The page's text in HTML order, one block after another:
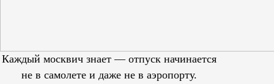
Каждый москвич знает — отпуск начинается
не в самолете и даже не в аэропорту.